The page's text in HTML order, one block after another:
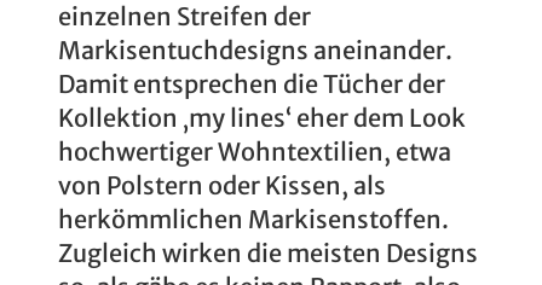
einzelnen Streifen der
Markisentuchdesigns aneinander.
Damit entsprechen die Tücher der
Kollektion ‚my lines‘ eher dem Look
hochwertiger Wohntextilien, etwa
von Polstern oder Kissen, als
herkömmlichen Markisenstoffen.
Zugleich wirken die meisten Designs